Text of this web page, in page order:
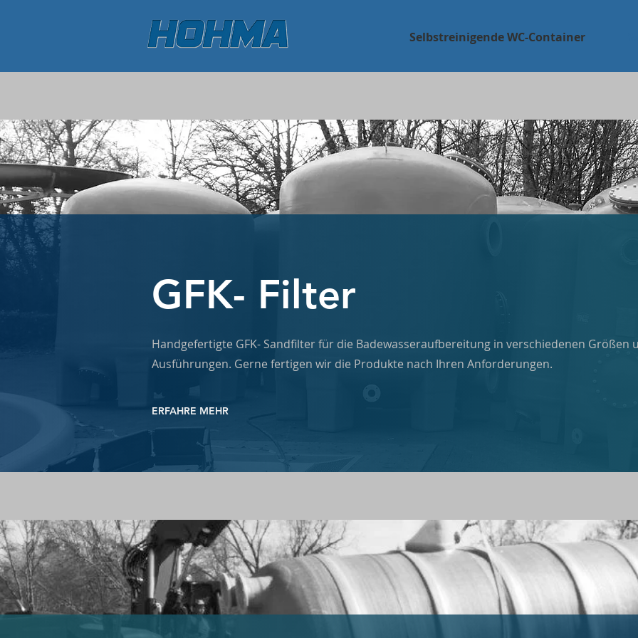
Selbstreinigende WC-Container
GFK- Filter
Handgefertigte GFK- Sandfilter für die Badewasseraufbereitung in verschiedenen Größen
Ausführungen. Gerne fertigen wir die Produkte nach Ihren Anforderungen.
ERFAHRE MEHR